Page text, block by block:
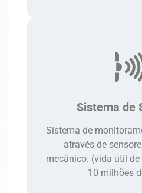
Sistema de
Sistema de
através de
mecânico. (vida útil
10 milhões